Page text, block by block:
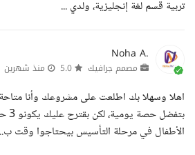
تربية قسم لغة إنجليزية، ولدي ...
Noha A.
مصمم جرافيك منذ شهرين
اهلا وسهلا بك اطلعت على مشروعك وأنا
الأطفال في مرحلة التأسيس بيحتاجوا وقت